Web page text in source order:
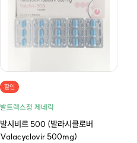
할인
발트렉스정 제네릭
발시비르 500 (발라시클로버
Valacyclovir 500mg)